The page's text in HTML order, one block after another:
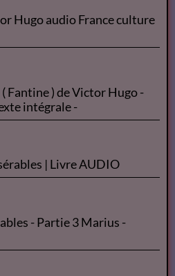
Hugo audio France culture
Fantine ) de Victor Hugo -
intégrale -
| Livre AUDIO
- Partie 3 Marius -